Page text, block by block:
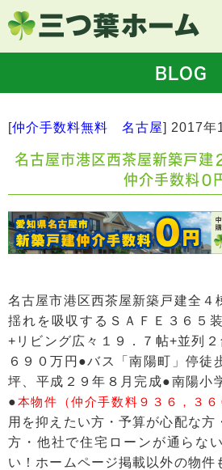
BLOG
[仲介手数料無料 名古屋] 2017年
名古屋市港区西茶屋新築戸建２
仲介手数料０
名古屋市港区西茶屋新築戸建全４
揺れを吸収するＳＡＦＥ３６５
+リビング広々１９．７帖+並列２
６９０万円●バス「南陽町」停
坪、平成２９年８月完成●南陽
●本物件（仲介手数料９３６，３６
用を抑えたい方・予算が心配な方
方・他社で住宅ローンが通らな
い！ホームページ掲載以外の物件